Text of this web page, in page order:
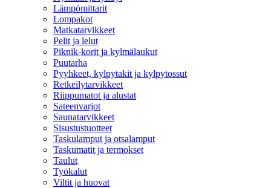
Lämpömittarit
Lompakot
Matkatarvikkeet
Pelit ja lelut
Piknik-korit ja kylmälaukut
Puutarha
Pyyhkeet, kylpytakit ja kylpytossut
Retkeilytarvikkeet
Riippumatot ja alustat
Sateenvarjot
Saunatarvikkeet
Sisustustuotteet
Taskulamput ja otsalamput
Taskumatit ja termokset
Taulut
Työkalut
Viltit ja huovat